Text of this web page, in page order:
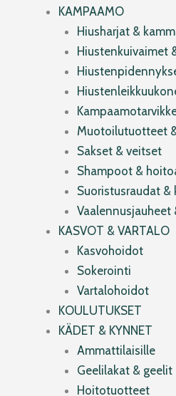
KAMPAAMO
Hiusharjat &
Hiustenkuivaimet
Muotoilutuotteet
Sakset & veitset
Shampoot &
Suoristusraudat &
KASVOT & VARTALO
Kasvohoidot
Sokerointi
Vartalohoidot
KOULUTUKSET
KÄDET & KYNNET
Ammattilaisille
Geelilakat & geelit
Hoitotuotteet